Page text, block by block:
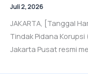
Juli 2, 2026
JAKARTA, [Tanggal
Tindak Pidana
Jakarta Pusat resmi